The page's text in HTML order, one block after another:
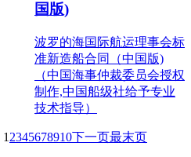
国版)
波罗的海国际航运理事会标
准新造船合同（中国版)
（中国海事仲裁委员会授权
制作,中国船级社给予专业
技术指导）
1 2345678910下一页最末页